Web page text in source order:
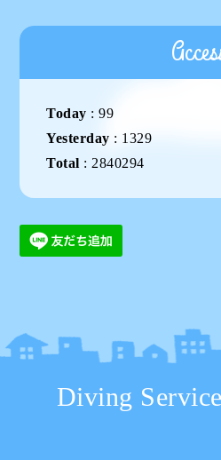
Today :99
Yesterday : 1329
Total : 2840294
Diving